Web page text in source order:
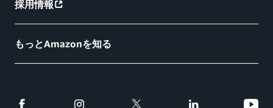
採用情報
もっとAmazonを知る